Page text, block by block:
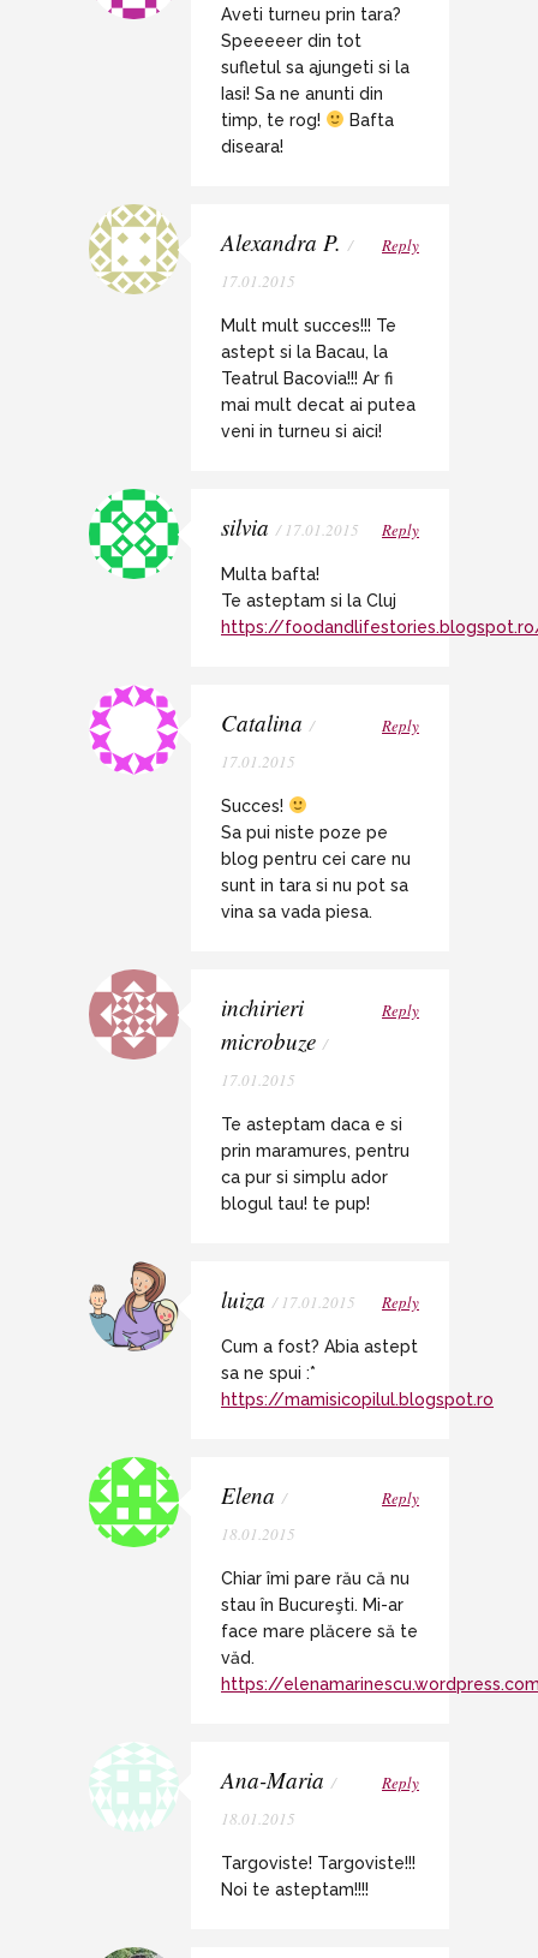
Aveti turneu prin tara?
Speeeeer din tot
sufletul sa ajungeti si la
Iasi! Sa ne anunti din
timp, te rog!
Bafta
diseara!
Alexandra P. /
17.01.2015
Reply
Mult mult succes!!! Te
astept si la Bacau, la
Teatrul Bacovia!!! Ar fi
mai mult decat ai putea
veni in turneu si aici!
silvia / 17.01.2015 Reply
Multa bafta!
Te asteptam si la Cluj
https://
Catalina /
17.01.2015
Reply
Succes!
Sa pui niste poze pe
blog pentru cei care nu
sunt in tara si nu pot sa
vina sa vada piesa.
inchirieri
microbuze /
17.01.2015
Reply
Te asteptam daca e si
prin maramures, pentru
ca pur si simplu ador
blogul tau! te pup!
luiza / 17.01.2015 Reply
Cum a fost? Abia astept
sa ne spui :*
https://mamisicopilul.blogspot.ro
Elena /
18.01.2015
Reply
Chiar îmi pare rău că nu
stau în Bucureşti. Mi-ar
face mare plăcere să te
văd.
https://
Ana-Maria /
18.01.2015
Reply
Targoviste! Targoviste!!!
Noi te asteptam!!!!